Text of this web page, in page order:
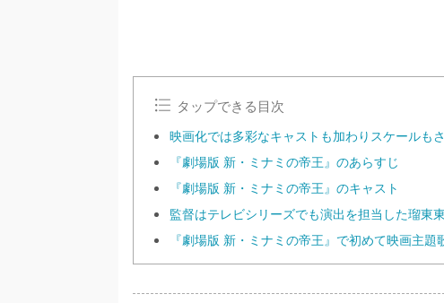
タップできる目次
映画化では多彩なキャストも加わりスケールも
『劇場版 新・ミナミの帝王』のあらすじ
『劇場版 新・ミナミの帝王』のキャスト
監督はテレビシリーズでも演出を担当した瑠東
『劇場版 新・ミナミの帝王』で初めて映画主